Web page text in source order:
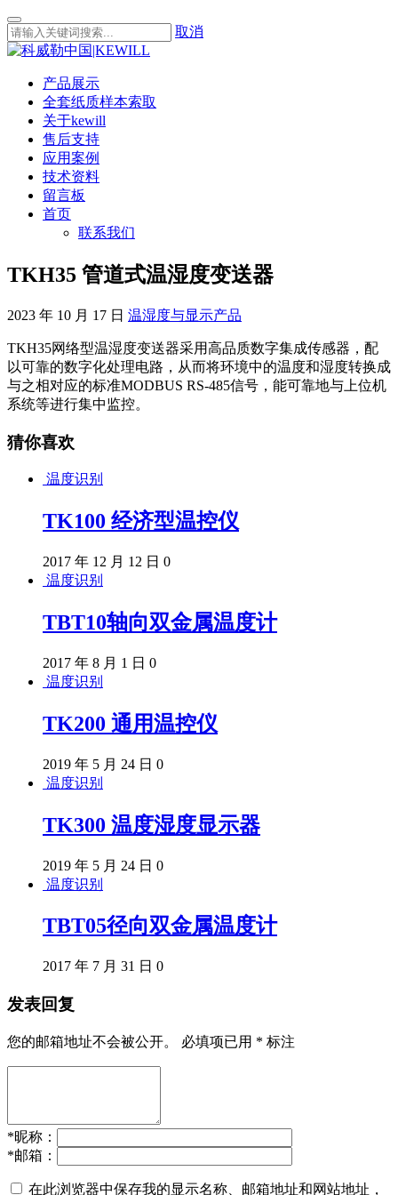
取消
产品展示
全套纸质样本索取
关于kewill
售后支持
应用案例
技术资料
留言板
首页
联系我们
TKH35 管道式温湿度变送器
2023 年 10 月 17 日 温湿度与显示产品
TKH35网络型温湿度变送器采用高品质数字集成传感器，配
以可靠的数字化处理电路，从而将环境中的温度和湿度转换成
与之相对应的标准MODBUS RS-485信号，能可靠地与上位机
系统等进行集中监控。
猜你喜欢
温度识别
TK100 经济型温控仪
2017 年 12 月 12 日 0
温度识别
TBT10轴向双金属温度计
2017 年 8 月 1 日 0
温度识别
TK200 通用温控仪
2019 年 5 月 24 日 0
温度识别
TK300 温度湿度显示器
2019 年 5 月 24 日 0
温度识别
TBT05径向双金属温度计
2017 年 7 月 31 日 0
发表回复
您的邮箱地址不会被公开。 必填项已用 * 标注
*昵称：
*邮箱：
在此浏览器中保存我的显示名称、邮箱地址和网站地址，